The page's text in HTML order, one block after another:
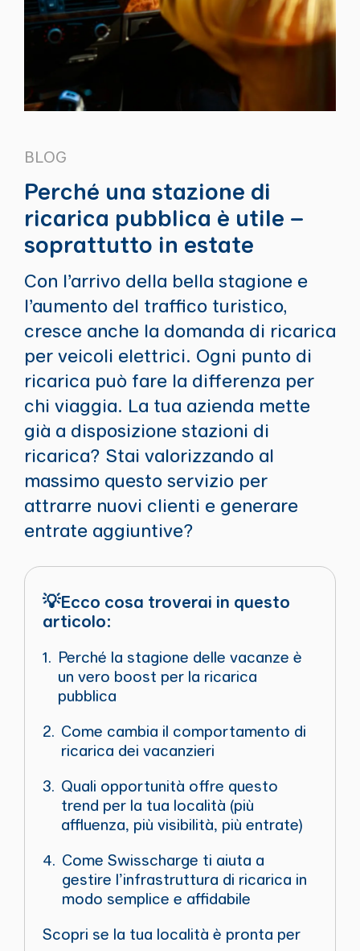
BLOG
Perché una stazione di
ricarica pubblica è utile –
soprattutto in estate
Con l’arrivo della bella stagione e
l’aumento del traffico turistico,
cresce anche la domanda di ricarica
per veicoli elettrici. Ogni punto di
ricarica può fare la differenza per
chi viaggia. La tua azienda mette
già a disposizione stazioni di
ricarica? Stai valorizzando al
massimo questo servizio per
attrarre nuovi clienti e generare
entrate aggiuntive?
💡Ecco cosa troverai in questo
articolo:
Perché la stagione delle vacanze è
un vero boost per la ricarica
pubblica
Come cambia il comportamento di
ricarica dei vacanzieri
Quali opportunità offre questo
trend per la tua località (più
affluenza, più visibilità, più entrate)
Come Swisscharge ti aiuta a
gestire l’infrastruttura di ricarica in
modo semplice e affidabile
Scopri se la tua località è pronta per